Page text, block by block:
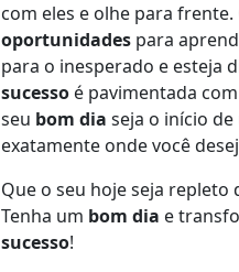
com eles e olhe para frente.
oportunidades para
para o inesperado e esteja
sucesso é pavimentada
seu bom dia seja o início
exatamente onde você
Que o seu hoje seja repleto
Tenha um bom dia e
sucesso!